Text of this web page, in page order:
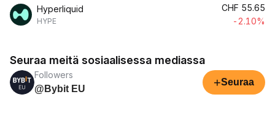
Hyperliquid
HYPE
CHF 55.65
-2.10%
Seuraa meitä sosiaalisessa mediassa
Followers
@Bybit EU
+Seuraa